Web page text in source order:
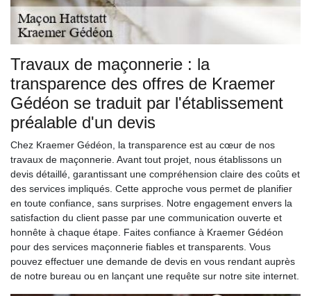
Travaux de maçonnerie : la
transparence des offres de Kraemer
Gédéon se traduit par l'établissement
préalable d'un devis
Chez Kraemer Gédéon, la transparence est au cœur de nos
travaux de maçonnerie. Avant tout projet, nous établissons un
devis détaillé, garantissant une compréhension claire des coûts et
des services impliqués. Cette approche vous permet de planifier
en toute confiance, sans surprises. Notre engagement envers la
satisfaction du client passe par une communication ouverte et
honnête à chaque étape. Faites confiance à Kraemer Gédéon
pour des services maçonnerie fiables et transparents. Vous
pouvez effectuer une demande de devis en vous rendant auprès
de notre bureau ou en lançant une requête sur notre site internet.